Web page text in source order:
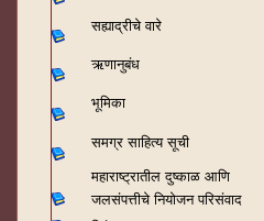
सह्याद्रीचे वारे
ऋणानुबंध
भूमिका
समग्र साहित्य सूची
महाराष्ट्रातील दुष्काळ आणि
जलसंपत्तीचे नियोजन परिसंवाद